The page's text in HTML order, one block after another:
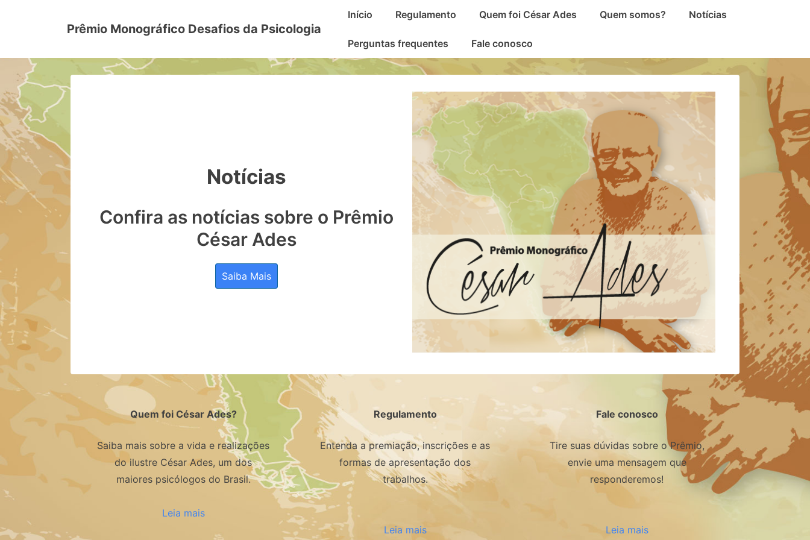
Prêmio Monográfico Desafios da Psicologia
MainInício Regulamento Quem foi César Ades Quem somos? Notícias
Perguntas frequentes Fale conosco
Notícias
Confira as notícias sobre o Prêmio
César Ades
Saiba Mais
Quem foi César Ades?
Saiba mais sobre a vida e realizações
do ilustre César Ades, um dos
maiores psicólogos do Brasil.
Leia mais
Regulamento
Entenda a premiação, inscrições e as
formas de apresentação dos
trabalhos.
Leia mais
Fale conosco
Tire suas dúvidas sobre o Prêmio,
envie uma mensagem que
responderemos!
Leia mais